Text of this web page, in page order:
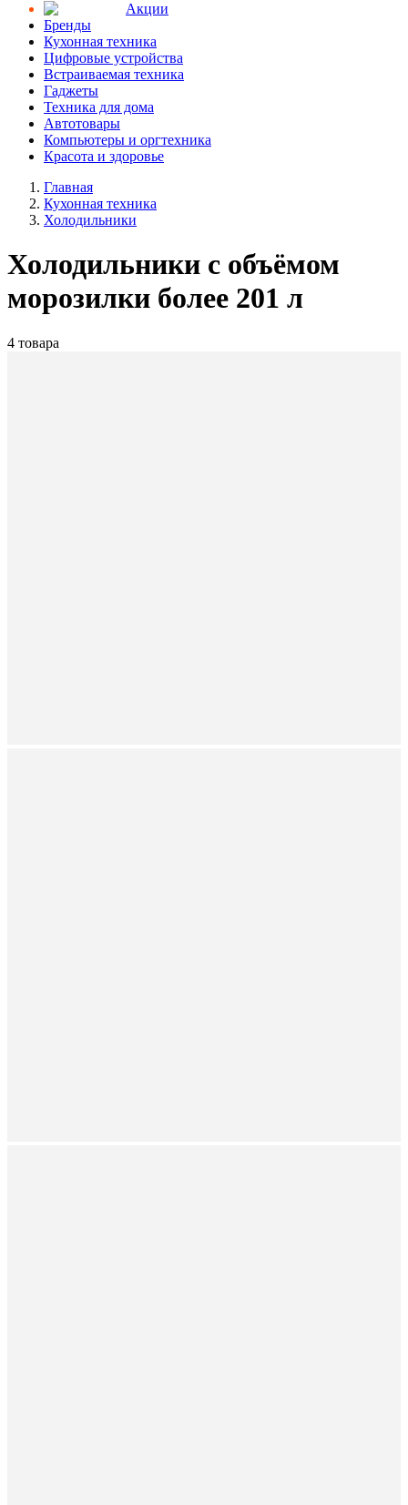
Aкции
Бренды
Кухонная техника
Цифровые устройства
Встраиваемая техника
Гаджеты
Техника для дома
Автотовары
Компьютеры и оргтехника
Красота и здоровье
Главная
Кухонная техника
Холодильники
Холодильники с объёмом
морозилки более 201 л
4 товара